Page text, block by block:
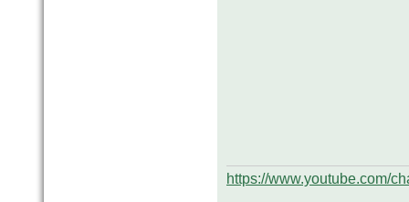
https://www.youtube.com/